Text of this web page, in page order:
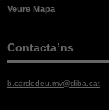
Veure Mapa
Contacta’ns
b.cardedeu.mv@diba.cat–